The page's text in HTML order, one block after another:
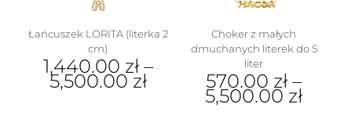
Łańcuszek LORITA (literka 2
cm)
1,440.00 zł–
5,500.00 zł
Choker z małych
dmuchanych literek do 5
liter
570.00 zł –
5,500.00 zł